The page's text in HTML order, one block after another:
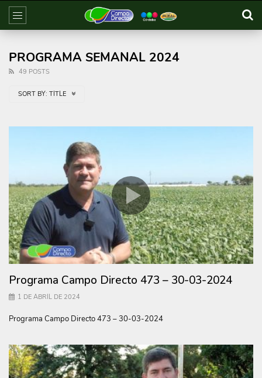
PROGRAMA SEMANAL 2024
49 POSTS
SORT BY: TITLE
Programa Campo Directo 473 – 30-03-2024
1 DE ABRIL DE 2024
Programa Campo Directo 473 – 30-03-2024